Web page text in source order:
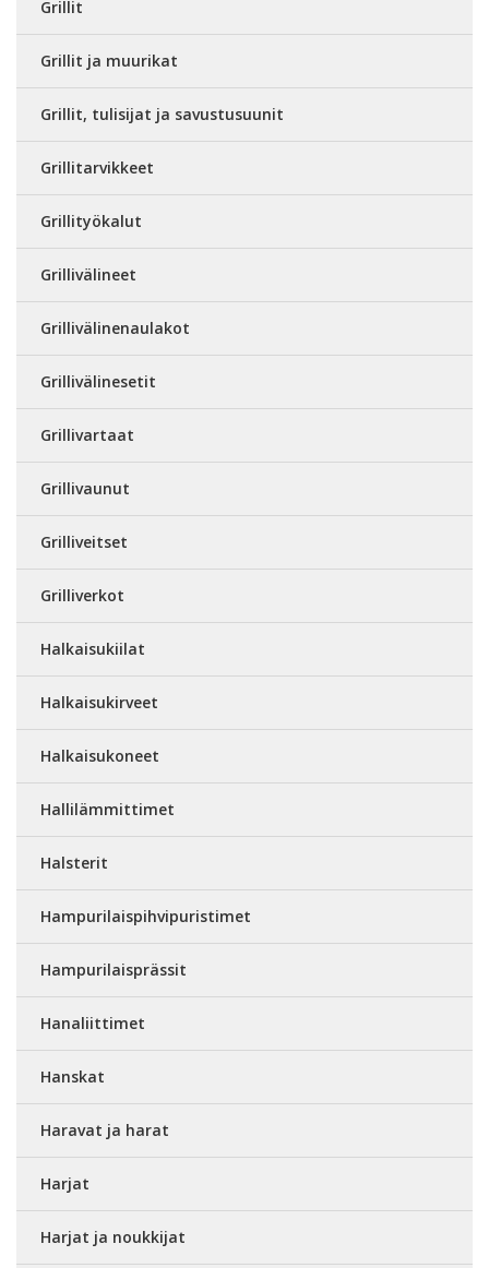
Grillit
Grillit ja muurikat
Grillit, tulisijat ja savustusuunit
Grillitarvikkeet
Grillityökalut
Grillivälineet
Grillivälinenaulakot
Grillivälinesetit
Grillivartaat
Grillivaunut
Grilliveitset
Grilliverkot
Halkaisukiilat
Halkaisukirveet
Halkaisukoneet
Hallilämmittimet
Halsterit
Hampurilaispihvipuristimet
Hampurilaisprässit
Hanaliittimet
Hanskat
Haravat ja harat
Harjat
Harjat ja noukkijat